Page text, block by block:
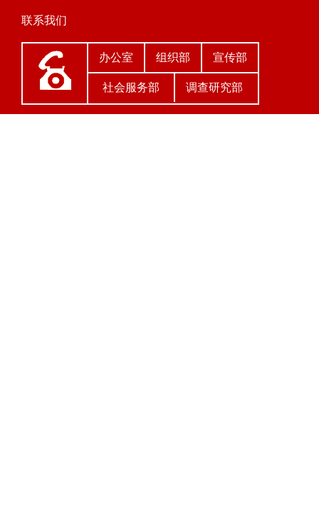
联系我们
办公室 组织部 宣传部
社会服务部 调查研究部